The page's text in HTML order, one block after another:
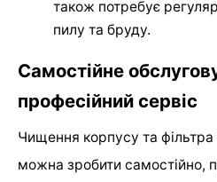
також потребує
пилу та бруду.
Самостійне
професійний сервіс
Чищення корпусу та
можна зробити самостійно,